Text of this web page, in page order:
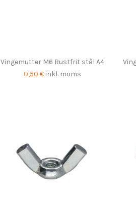
Vingemutter M6 Rustfrit stål A4
0,50 € inkl. moms